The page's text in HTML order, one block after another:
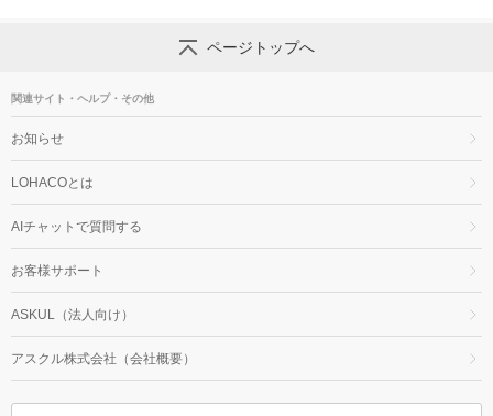
ページトップへ
関連サイト・ヘルプ・その他
お知らせ
LOHACOとは
AIチャットで質問する
お客様サポート
ASKUL（法人向け）
アスクル株式会社（会社概要）